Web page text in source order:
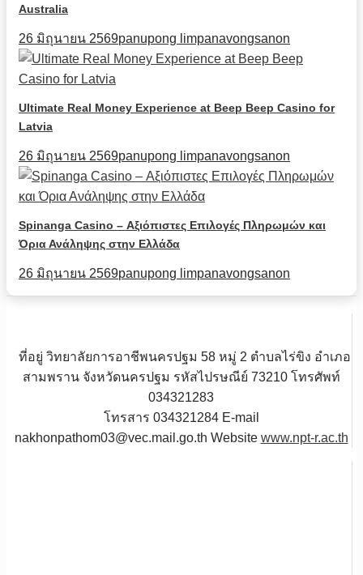
Australia
26 มิถุนายน 2569panupong limpanavongsanon
Ultimate Real Money Experience at Beep Beep Casino for
Latvia
26 มิถุนายน 2569panupong limpanavongsanon
Spinanga Casino – Αξιόπιστες Επιλογές Πληρωμών και
Όρια Ανάληψης στην Ελλάδα
26 มิถุนายน 2569panupong limpanavongsanon
ที่อยู่ วิทยาลัยการอาชีพนครปฐม 58 หมู่ 2 ตำบลไร่ขิง อำเภอ
สามพราน จังหวัดนครปฐม รหัสไปรษณีย์ 73210 โทรศัพท์
034321283
โทรสาร 034321284 E-mail
nakhonpathom03@vec.mail.go.th Website www.npt-r.ac.th